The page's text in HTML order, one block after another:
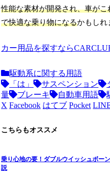
性能な素材が開発され、車が
で快適な乗り物になるかもしれ
カー用品を探すなら
駆動系に関する用語
「は」
サスペンション
量
ブレーキ 自動車用語
X Facebook はてブ Pocket
こちらもオススメ
乗り心地の要！ダブルウイッシュボー
説